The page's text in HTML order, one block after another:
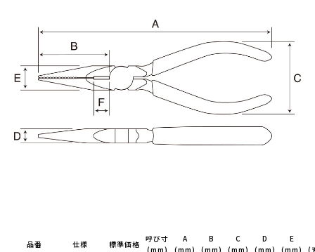
品番 仕様 標準価格
呼び寸
(mm)
A
(mm)
B
(mm)
C
(mm)
D
(mm)
E
(mm)
(